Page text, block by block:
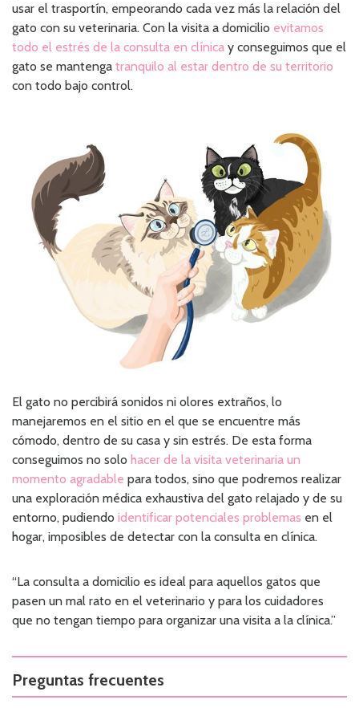
usar el trasportín, empeorando cada vez más la relación del
gato con su veterinaria. Con la visita a domicilio evitamos
todo el estrés de la consulta en clínica y conseguimos que el
gato se mantenga tranquilo al estar dentro de su territorio
con todo bajo control.
El gato no percibirá sonidos ni olores extraños, lo
manejaremos en el sitio en el que se encuentre más
cómodo, dentro de su casa y sin estrés. De esta forma
conseguimos no solo hacer de la visita veterinaria un
momento agradable para todos, sino que podremos realizar
una exploración médica exhaustiva del gato relajado y de su
entorno, pudiendo identificar potenciales problemas en el
hogar, imposibles de detectar con la consulta en clínica.
“La consulta a domicilio es ideal para aquellos gatos que
pasen un mal rato en el veterinario y para los cuidadores
que no tengan tiempo para organizar una visita a la clínica.”
Preguntas frecuentes